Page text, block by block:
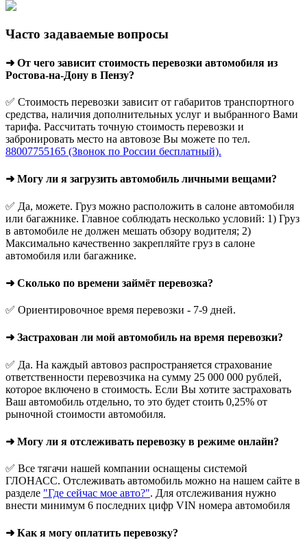
Часто задаваемые вопросы
➜ От чего зависит стоимость перевозки автомобиля из
Ростова-на-Дону в Пензу?
✅ Стоимость перевозки зависит от габаритов транспортного
средства, наличия дополнительных услуг и выбранного Вами
тарифа. Рассчитать точную стоимость перевозки и
забронировать место на автовозе Вы можете по тел.
88007755165 (Звонок по России бесплатный).
➜ Могу ли я загрузить автомобиль личными вещами?
✅ Да, можете. Груз можно расположить в салоне автомобиля
или багажнике. Главное соблюдать несколько условий: 1) Груз
в автомобиле не должен мешать обзору водителя; 2)
Максимально качественно закрепляйте груз в салоне
автомобиля или багажнике.
➜ Сколько по времени займёт перевозка?
✅ Ориентировочное время перевозки - 7-9 дней.
➜ Застрахован ли мой автомобиль на время перевозки?
✅ Да. На каждый автовоз распространяется страхование
ответственности перевозчика на сумму 25 000 000 рублей,
которое включено в стоимость. Если Вы хотите застраховать
Ваш автомобиль отдельно, то это будет стоить 0,25% от
рыночной стоимости автомобиля.
➜ Могу ли я отслеживать перевозку в режиме онлайн?
✅ Все тягачи нашей компании оснащены системой
ГЛОНАСС. Отслеживать автомобиль можно на нашем сайте в
разделе "Где сейчас мое авто?". Для отслеживания нужно
внести минимум 6 последних цифр VIN номера автомобиля
➜ Как я могу оплатить перевозку?